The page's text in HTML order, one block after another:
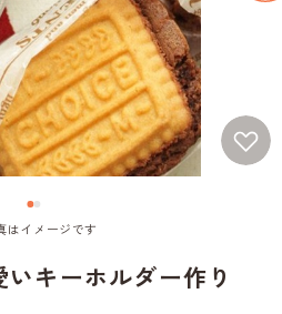
はイメージです
キーホルダー作り